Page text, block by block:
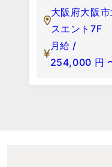
大阪府大阪
スエント7F
月給 /
254,000 円